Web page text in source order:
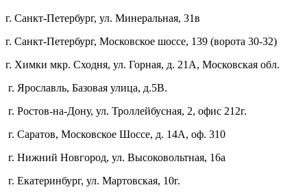
г. Санкт-Петербург, ул. Минеральная, 31в
г. Санкт-Петербург, Московское шоссе, 139 (ворота 30-32)
г. Химки мкр. Сходня, ул. Горная, д. 21А, Московская обл.
г. Ярославль, Базовая улица, д.5В.
г. Ростов-на-Дону, ул. Троллейбусная, 2, офис 212г.
г. Саратов, Московское Шоссе, д. 14А, оф. 310
г. Нижний Новгород, ул. Высоковольтная, 16а
г. Екатеринбург, ул. Мартовская, 10г.